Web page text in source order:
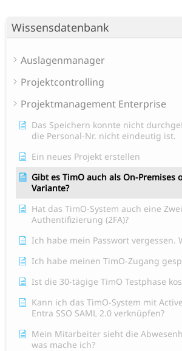
Wissensdatenbank
Auslagenmanager
Projektcontrolling
Projektmanagement Enterprise
Das Speichern konnte nicht
die Personal-Nr. nicht eindeutig ist.
Ein neues Projekt erstellen
Gibt es TimO auch als On-Premises
Variante?
Hat das TimO-System auch eine
Authentifizierung (2FA)?
Ich habe mein Passwort vergessen.
Ich habe meinen TimO-Zugang
Ist die 30-tägige TimO Testphase
Kann ich das TimO-System mit
Entra SSO SAML 2.0 verknüpfen?
Mein Mitarbeiter sieht die
was mache ich?